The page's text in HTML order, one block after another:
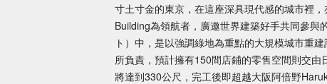
寸土寸金的東京，在這座深具現代感的城市裡
Building為領航者，廣邀世界建築好手共同參與
ト）中，是以強調綠地為重點的大規模城市重
所負責，預計擁有150間店鋪的零售空間則交
將達到330公尺，完工後即超越大阪阿倍野